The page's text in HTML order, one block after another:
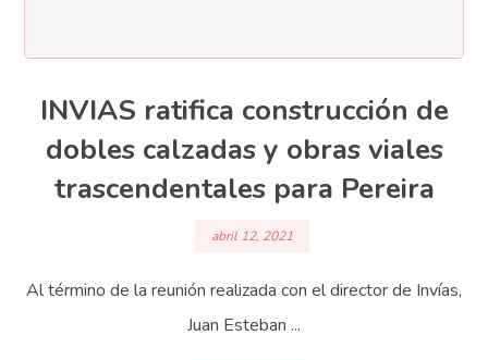
INVIAS ratifica construcción de
dobles calzadas y obras viales
trascendentales para Pereira
abril 12, 2021
Al término de la reunión realizada con el director de Invías,
Juan Esteban ...